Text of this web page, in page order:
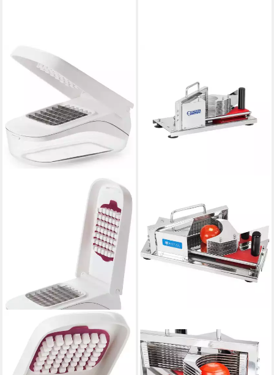
OXO GOOD GRIPS
Gemüseschneider 950118
manuell Betriebsart
Edelstahl Material Messer
Gemüseschneider
Tomatenschneider Edelstahl
10 Klingen 5,5 mm